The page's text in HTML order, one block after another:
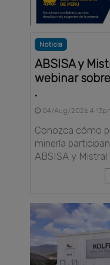
Noticia
ABSISA y
webinar
.
04/Aug/2026
Conozca cómo
minería
ABSISA y Mistral